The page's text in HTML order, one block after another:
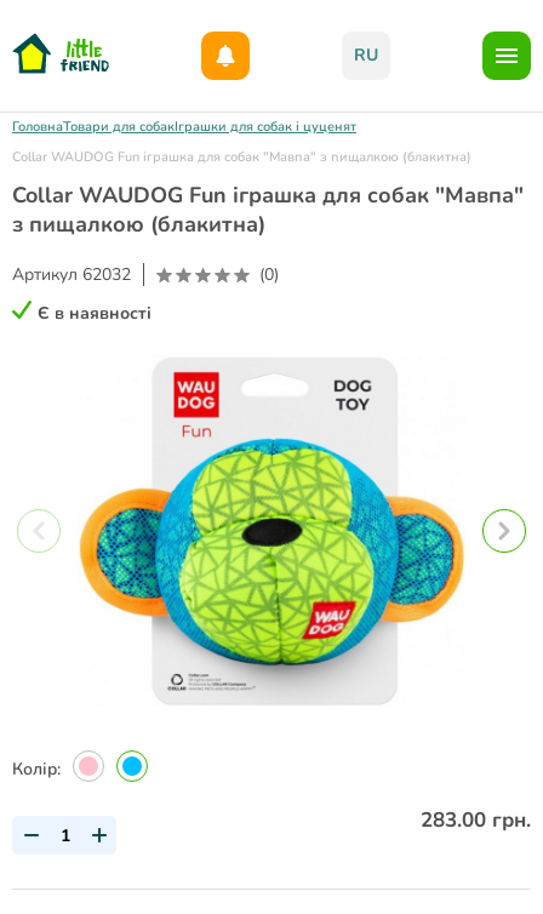
RU
ГоловнаТовари для собакІграшки для собак і цуценят
Collar WAUDOG Fun іграшка для собак "Мавпа" з пищалкою (блакитна)
Collar WAUDOG Fun іграшка для собак "Мавпа"
з пищалкою (блакитна)
Артикул 62032
(0)
Є в наявності
Колір:
283.00 грн.